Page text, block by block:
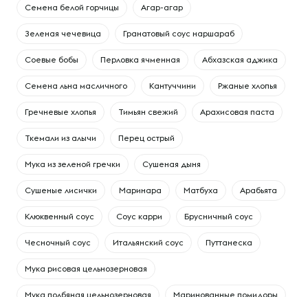
Семена белой горчицы Агар-агар
Зеленая чечевица Гранатовый соус наршараб
Соевые бобы Перловка ячменная Абхазская аджика
Семена льна масличного Кантуччини Ржаные хлопья
Гречневые хлопья Тимьян свежий Арахисовая паста
Ткемали из алычи Перец острый
Мука из зеленой гречки Сушеная дыня
Сушеные лисички Маринара Матбуха Арабьята
Клюквенный соус Соус карри Брусничный соус
Чесночный соус Итальянский соус Путтанеска
Мука рисовая цельнозерновая
Мука полбяная цельнозерновая Маринованные помидоры